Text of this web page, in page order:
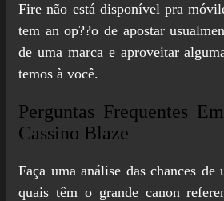
Fire não está disponível pra
tem an op??o de apostar
de uma marca e aproveitar
temos à você.
Perguntas Frequentes
Cassino Blaze
Faça uma análise das chances de
quais têm o grande canon